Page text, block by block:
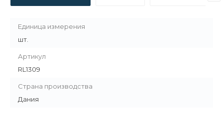
Единица измерения
шт.
Артикул
RL1309
Страна производства
Дания